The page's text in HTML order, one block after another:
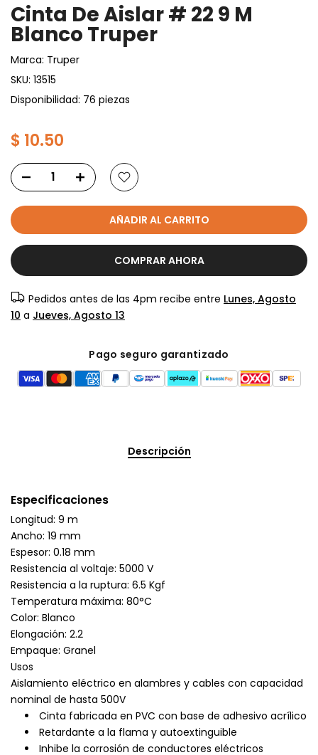
Cinta De Aislar # 22 9 M
Blanco Truper
Marca: Truper
SKU: 13515
Disponibilidad: 76 piezas
$ 10.50
AÑADIR AL CARRITO
COMPRAR AHORA
Pedidos antes de las 4pm recibe entre Lunes, Agosto
10 a Jueves, Agosto 13
Pago seguro garantizado
Descripción
Especificaciones
Longitud: 9 m
Ancho: 19 mm
Espesor: 0.18 mm
Resistencia al voltaje: 5000 V
Resistencia a la ruptura: 6.5 Kgf
Temperatura máxima: 80°C
Color: Blanco
Elongación: 2.2
Empaque: Granel
Usos
Aislamiento eléctrico en alambres y cables con capacidad
nominal de hasta 500V
Cinta fabricada en PVC con base de adhesivo acrílico
Retardante a la flama y autoextinguible
Inhibe la corrosión de conductores eléctricos